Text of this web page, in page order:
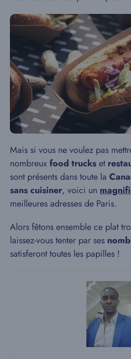
Mais si vous ne voulez pas
nombreuxfood truckset
sont présents dans toute la
sans cuisiner, voici un
meilleures adresses de Paris.
Alors fêtons ensemble ce plat
laissez-vous tenter par ses
satisferont toutes les papilles !